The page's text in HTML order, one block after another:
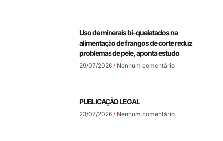
Uso de minerais bi-quelatados na
alimentação de frangos de corte reduz
problemas de pele, aponta estudo
29/07/2026 Nenhum comentário
PUBLICAÇÃO LEGAL
23/07/2026 Nenhum comentário